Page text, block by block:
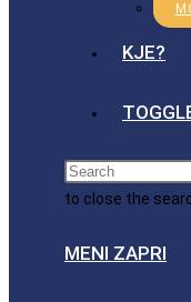
KJE?
to close the
MENI ZAPRI